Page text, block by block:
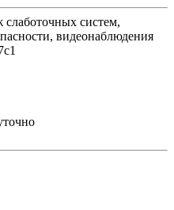
систем,
видеонаблюдения